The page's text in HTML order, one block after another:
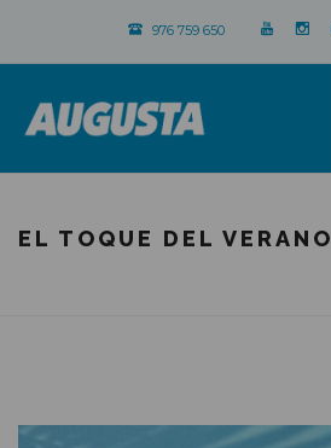
976 759 650
EL TOQUE DEL VERANO